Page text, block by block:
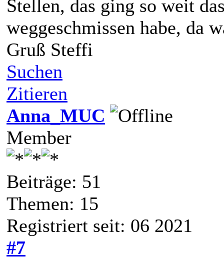
Stellen, das ging so weit
weggeschmissen habe, da
Gruß Steffi
Suchen
Zitieren
Anna_MUC
Member
Beiträge: 51
Themen: 15
Registriert seit: 06 2021
#7